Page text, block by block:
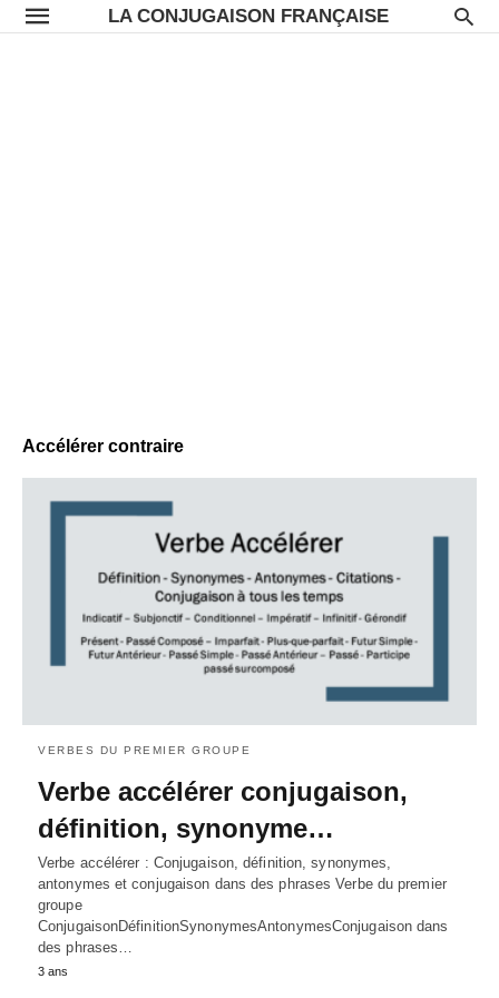
LA CONJUGAISON FRANÇAISE
Accélérer contraire
VERBES DU PREMIER GROUPE
Verbe accélérer conjugaison,
définition, synonyme…
Verbe accélérer : Conjugaison, définition, synonymes,
antonymes et conjugaison dans des phrases Verbe du premier
groupe
ConjugaisonDéfinitionSynonymesAntonymesConjugaison dans
des phrases…
3 ans